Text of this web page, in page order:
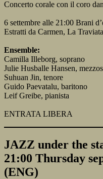
Concerto corale con il coro
6 settembre alle 21:00 Brani
Estratti da Carmen, La
Ensemble:
Camilla Illeborg, soprano
Julie Husballe Hansen,
Suhuan Jin, tenore
Guido Paevatalu, baritono
Leif Greibe, pianista
ENTRATA LIBERA
JAZZ under the
21:00 Thursday
(ENG)